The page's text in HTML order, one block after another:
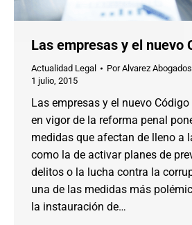
Las empresas y el nuevo
Actualidad Legal PorAlvarez
1 julio, 2015
Las empresas y el nuevo
en vigor de la reforma penal
medidas que afectan de lleno a
como la de activar planes de
delitos o la lucha contra la
una de las medidas más
la instauración de…